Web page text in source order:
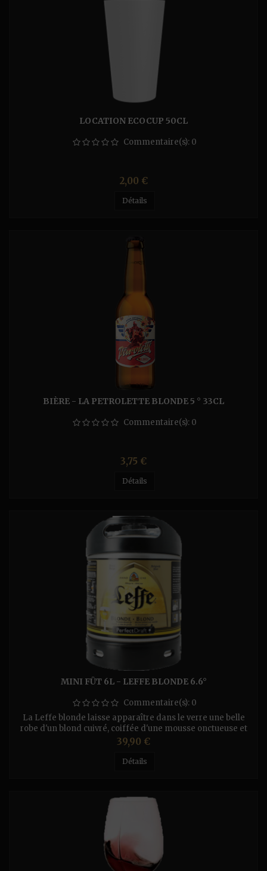
LOCATION ECOCUP 50CL
Commentaire(s): 0
Prix
2,00 €
Détails
BIÈRE - LA PETROLETTE BLONDE 5 ° 33CL
Commentaire(s): 0
Prix
3,75 €
Détails
MINI FÛT 6L - LEFFE BLONDE 6.6°
Commentaire(s): 0
La Leffe blonde laisse apparaître dans le verre une belle
robe d'un blond cuivré, coiffée d'une mousse onctueuse et
persistante à la bonne tenue dans le verre. Elle développe
une belle effervescence modérée mais durable. Du verre
s'échappe des arômes maltés puissants de céréales et de
Prix
39,90 €
Détails